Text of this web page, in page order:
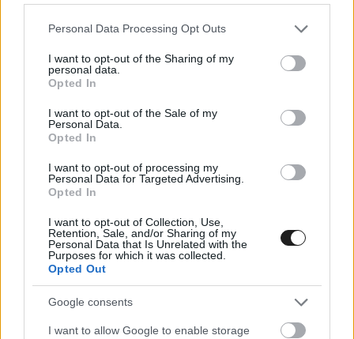
Please note that this website/app uses one or more Google
not limited to your visit or usage behaviour. You may click to
grant or deny consent to Google and its third-party tags to
use your data for below specified purposes in below Google
consent section.
Personal Data Processing Opt Outs
I want to opt-out of the Sharing of my
personal data.
Opted In
I want to opt-out of the Sale of my
Personal Data.
Opted In
I want to opt-out of processing my
Personal Data for Targeted Advertising.
Opted In
I want to opt-out of Collection, Use,
Retention, Sale, and/or Sharing of my
Personal Data that Is Unrelated with the
Purposes for which it was collected.
Opted Out
Google consents
I want to allow Google to enable storage
Forma-1-es versenyt a 2023-as szezonban. A Red Bull egy
rendkívül domináns autóval, az RB19-cel vágott neki az idei
ütőképes lett, hogy mérföldekkel a riválisaik előtt járnak, és
arra is komoly esélyük van, [&hellip;]